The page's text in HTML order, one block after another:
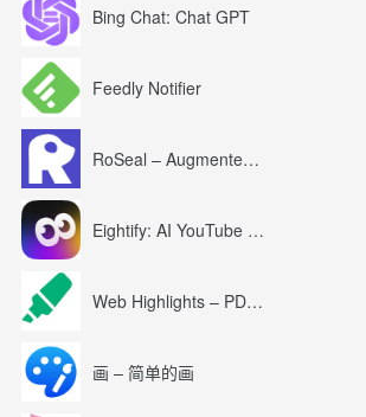
Bing Chat: Chat GPT
Feedly Notifier
RoSeal – Augmented Roblox Experience
Eightify: AI YouTube Summary with ChatGPT
Web Highlights – PDF & Web Highlighter
画 – 简单的画